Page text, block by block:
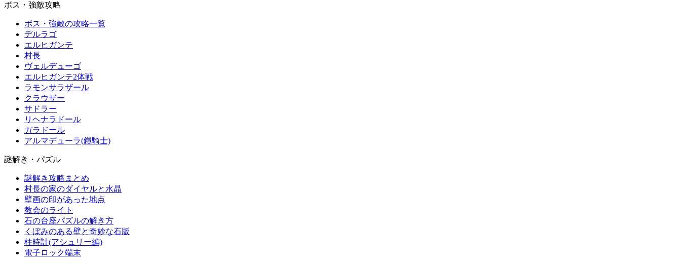
ボス・強敵攻略
ボス・強敵の攻略一覧
デルラゴ
エルヒガンテ
村長
ヴェルデューゴ
エルヒガンテ2体戦
ラモンサラザール
クラウザー
サドラー
リヘナラドール
ガラドール
アルマデューラ(鎧騎士)
謎解き・パズル
謎解き攻略まとめ
村長の家のダイヤルと水晶
壁画の印があった地点
教会のライト
石の台座パズルの解き方
くぼみのある壁と奇妙な石版
柱時計(アシュリー編)
電子ロック端末